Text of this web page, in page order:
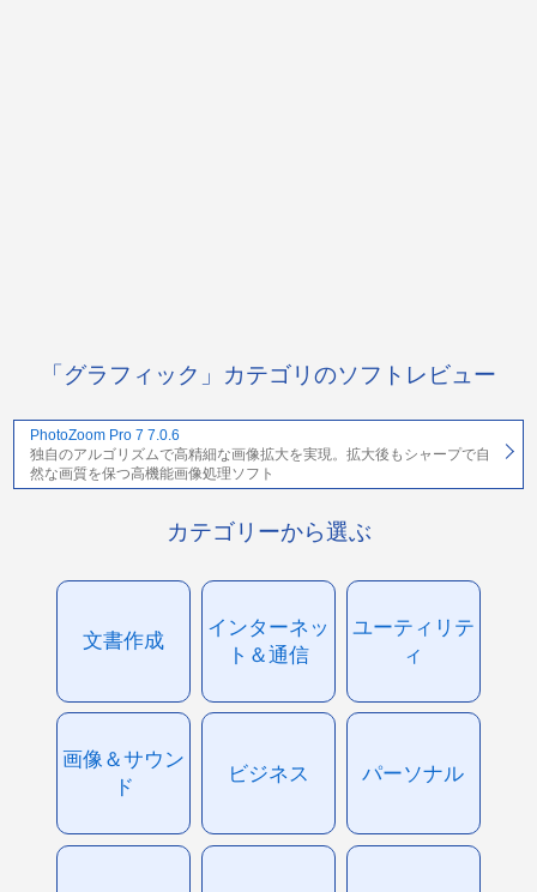
「グラフィック」カテゴリのソフトレビュー
PhotoZoom Pro 7 7.0.6
独自のアルゴリズムで高精細な画像拡大を実現。拡大後もシャープで自
然な画質を保つ高機能画像処理ソフト
カテゴリーから選ぶ
文書作成
インターネッ
ト＆通信
ユーティリテ
ィ
画像＆サウン
ド
ビジネス パーソナル